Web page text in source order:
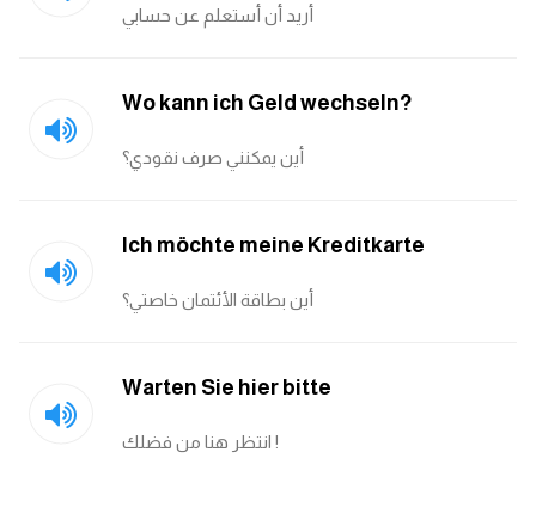
أريد أن أستعلم عن حسابي
Wo kann ich Geld wechseln?
أين يمكنني صرف نقودي؟
Ich möchte meine Kreditkarte
أين بطاقة الأئتمان خاصتي؟
Warten Sie hier bitte
انتظر هنا من فضلك !